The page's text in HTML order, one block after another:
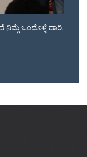
ನಿಮ್ಗೆ ಒಂದೊಳ್ಳೆ ದಾರಿ.